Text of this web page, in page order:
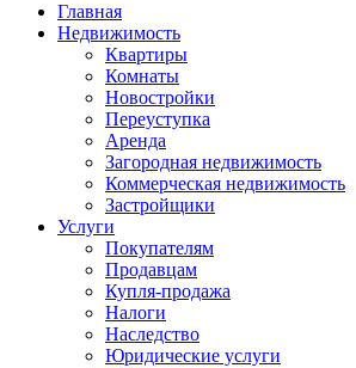
Главная
Недвижимость
Квартиры
Комнаты
Новостройки
Переуступка
Аренда
Загородная недвижимость
Коммерческая недвижимость
Застройщики
Услуги
Покупателям
Продавцам
Купля-продажа
Налоги
Наследство
Юридические услуги